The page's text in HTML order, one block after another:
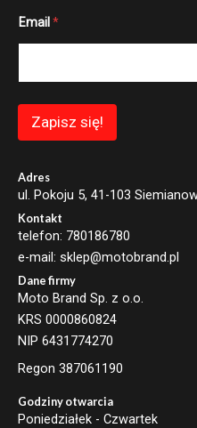
m
*
Email *
Zapisz się!
Adres
ul. Pokoju 5, 41-103
Kontakt
telefon: 780186780
e-mail: sklep@motobrand.pl
Dane firmy
Moto Brand Sp. z o.o.
KRS 0000860824
NIP 6431774270
Regon 387061190
Godziny otwarcia
Poniedziałek - Czwartek